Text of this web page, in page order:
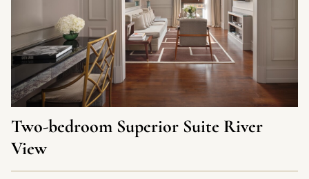
Two-bedroom Superior Suite River
View